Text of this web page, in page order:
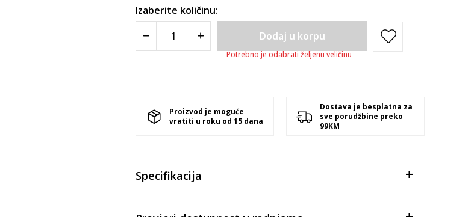
Izaberite količinu:
Dodaj u korpu
Potrebno je odabrati željenu veličinu
Proizvod je moguće
vratiti u roku od 15 dana
Dostava je besplatna za
sve porudžbine preko
99KM
Specifikacija